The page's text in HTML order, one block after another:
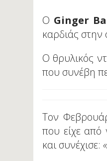
Ο Ginger
καρδιάς
Ο θρυλικός
που συνέβη
Τον
που είχε από
και συνέχισε: